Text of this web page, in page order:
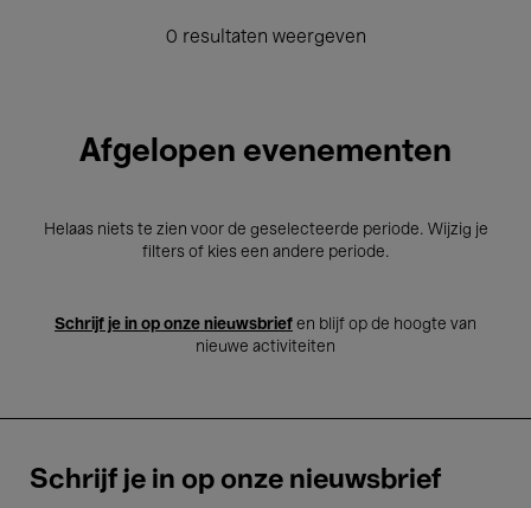
0 resultaten weergeven
Afgelopen evenementen
Helaas niets te zien voor de geselecteerde periode. Wijzig je
filters of kies een andere periode.
Schrijf je in op onze nieuwsbrief en blijf op de hoogte van
nieuwe activiteiten
Schrijf je in op onze nieuwsbrief